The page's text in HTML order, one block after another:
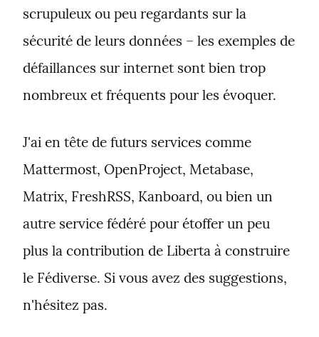
scrupuleux ou peu regardants sur la
sécurité de leurs données – les exemples de
défaillances sur internet sont bien trop
nombreux et fréquents pour les évoquer.
J'ai en tête de futurs services comme
Mattermost, OpenProject, Metabase,
Matrix, FreshRSS, Kanboard, ou bien un
autre service fédéré pour étoffer un peu
plus la contribution de Liberta à construire
le Fédiverse. Si vous avez des suggestions,
n'hésitez pas.